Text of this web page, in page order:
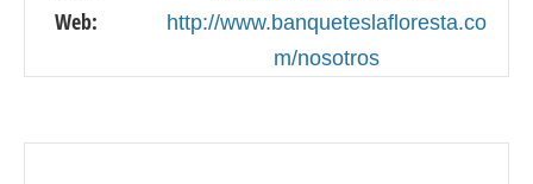
Web:
http://www.banqueteslafloresta.co
m/nosotros